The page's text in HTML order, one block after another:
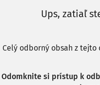
Ups, zatiaľ
Celý odborný obsah z
Odomknite si prístup k